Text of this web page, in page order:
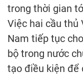
trong thời gian
Việc hai cầu thủ
Nam tiếp tục
bộ trong nước
tạo điều kiện để